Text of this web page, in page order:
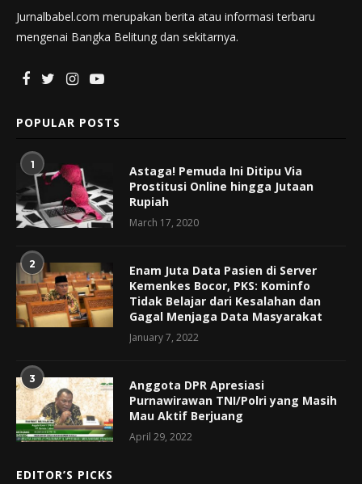
Jurnalbabel.com merupakan berita atau informasi terbaru
mengenai Bangka Belitung dan sekitarnya.
POPULAR POSTS
1
Astaga! Pemuda Ini Ditipu Via
Prostitusi Online hingga Jutaan
Rupiah
March 17, 2020
2
Enam Juta Data Pasien di Server
Kemenkes Bocor, PKS: Kominfo
Tidak Belajar dari Kesalahan dan
Gagal Menjaga Data Masyarakat
January 7, 2022
3
Anggota DPR Apresiasi
Purnawirawan TNI/Polri yang Masih
Mau Aktif Berjuang
April 29, 2022
EDITOR’S PICKS